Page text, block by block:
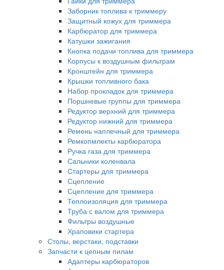
Заборник топлива к триммеру
Защитный кожух для триммера
Карбюратор для триммера
Катушки зажигания
Кнопка подачи топлива для триммера
Корпусы к воздушным фильтрам
Кронштейн для триммера
Крышки топливного бака
Набор прокладок для триммера
Поршневые группы для триммера
Редуктор верхний для триммера
Редуктор нижний для триммера
Ремень наплечный для триммера
Ремкопмлекты карбюратора
Ручка газа для триммера
Сальники коленвала
Стартеры для триммера
Сцепление
Сцепление для триммера
Теплоизоляция для триммера
Труба с валом для триммера
Фильтры воздушные
Храповики стартера
Столы, верстаки, подставки
Запчасти к цепным пилам
Адаптеры карбюраторов